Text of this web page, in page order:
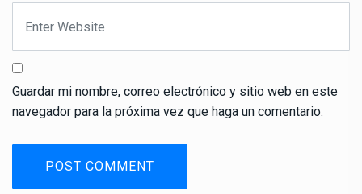
Guardar mi nombre, correo electrónico y sitio web en este
navegador para la próxima vez que haga un comentario.